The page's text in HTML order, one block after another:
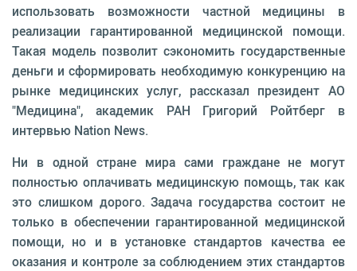
использовать возможности частной медицины в
реализации гарантированной медицинской помощи.
Такая модель позволит сэкономить государственные
деньги и сформировать необходимую конкуренцию на
рынке медицинских услуг, рассказал президент АО
"Медицина", академик РАН Григорий Ройтберг в
интервью Nation News.
Ни в одной стране мира сами граждане не могут
полностью оплачивать медицинскую помощь, так как
это слишком дорого. Задача государства состоит не
только в обеспечении гарантированной медицинской
помощи, но и в установке стандартов качества ее
оказания и контроле за соблюдением этих стандартов